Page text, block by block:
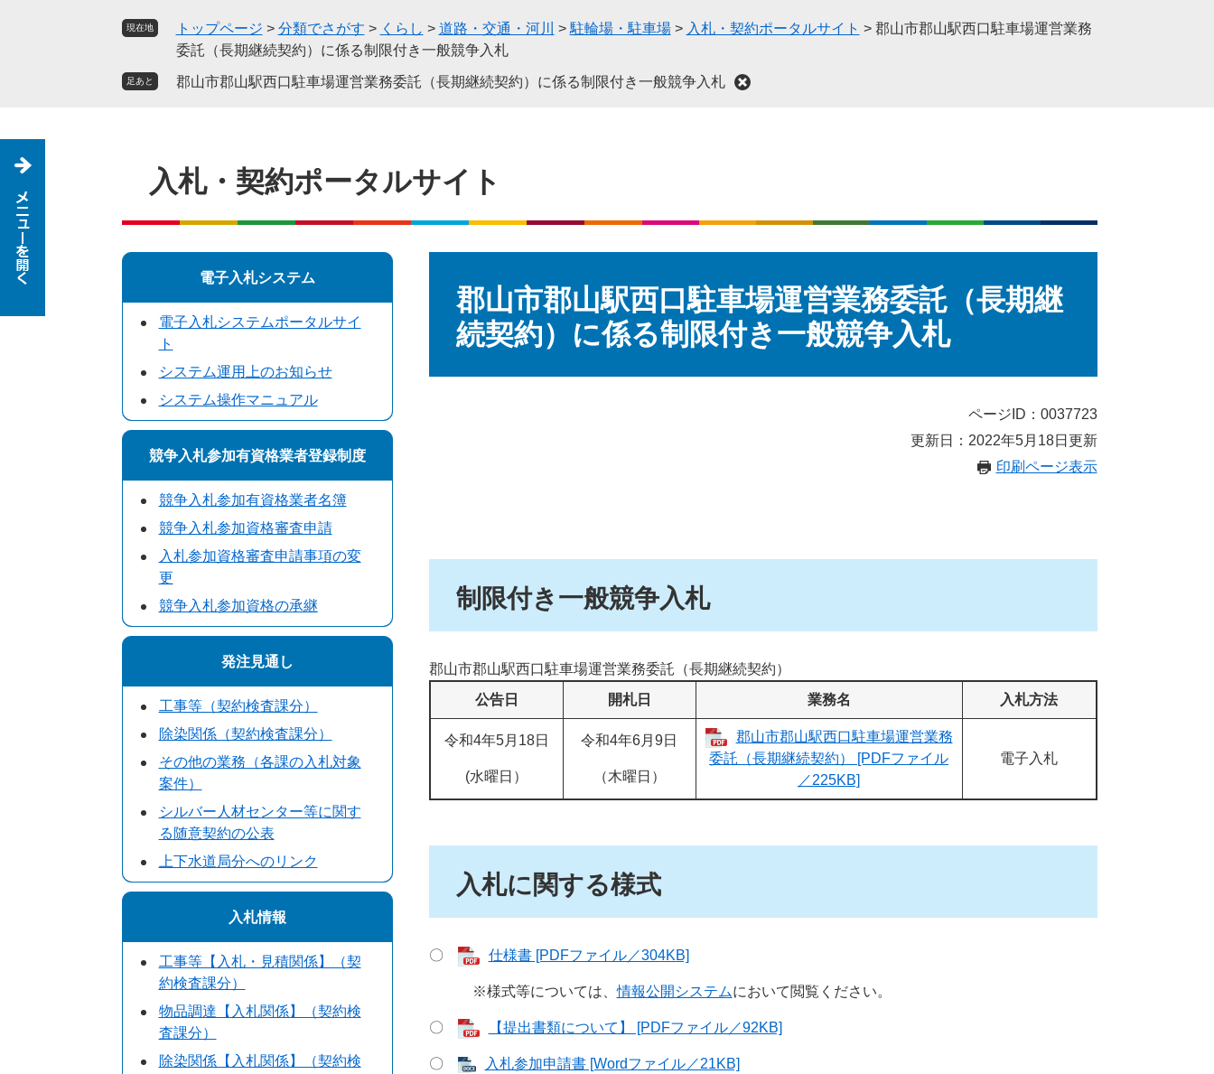
で
ば
現在地 トップページ > 分類でさがす > くらし > 道路・交通・河川 > 駐輪場・駐車場> 入札・契約ポータルサイト > 郡山市郡山駅西口駐車場運営業務
委託（長期継続契約）に係る制限付き一般競争入札
足あと 郡山市郡山駅西口駐車場運営業務委託（長期継続契約）に係る制限付き一般競争入札
入札・契約ポータルサイト
郡山市郡山駅西口駐車場運営業務委託（長期継
続契約）に係る制限付き一般競争入札
ページID：0037723
更新日：2022年5月18日更新
印刷ページ表示
制限付き一般競争入札
郡山市郡山駅西口駐車場運営業務委託（長期継続契約）
公告日
開札日 業務名 入札方法
令和4年5月18日
(水曜日）
令和4年6月9日
（木曜日）
郡山市郡山駅西口駐車場運営業務
委託（長期継続契約） [PDFファイル
／225KB]
電子入札
入札に関する様式
〇 仕様書 [PDFファイル／304KB]
※様式等については、情報公開システムにおいて閲覧ください。
〇 【提出書類について】 [PDFファイル／92KB]
〇 入札参加申請書 [Wordファイル／21KB]
電子入札システム
電子入札システムポータルサイ
ト
システム運用上のお知らせ
システム操作マニュアル
競争入札参加有資格業者登録制度
競争入札参加有資格業者名簿
競争入札参加資格審査申請
入札参加資格審査申請事項の変
更
競争入札参加資格の承継
発注見通し
工事等（契約検査課分）
除染関係（契約検査課分）
その他の業務（各課の入札対象
案件）
シルバー人材センター等に関す
る随意契約の公表
上下水道局分へのリンク
入札情報
工事等【入札・見積関係】（契
約検査課分）
物品調達【入札関係】（契約検
査課分）
除染関係【入札関係】（契約検